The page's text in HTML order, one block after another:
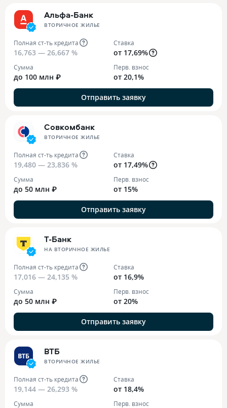
Альфа-Банк
ВТОРИЧНОЕ ЖИЛЬЕ
Полная ст-ть кредита
16,763 — 26,667 %
Ставка
от 17,69%
Сумма
до 100 млн ₽
Перв. взнос
от 20,1%
Отправить заявку
Совкомбанк
ВТОРИЧНОЕ ЖИЛЬЕ
Полная ст-ть кредита
19,480 — 23,836 %
Ставка
от 17,49%
Сумма
до 50 млн ₽
Перв. взнос
от 15%
Отправить заявку
Т-Банк
НА ВТОРИЧНОЕ ЖИЛЬЕ
Полная ст-ть кредита
17,016 — 24,135 %
Ставка
от 16,9%
Сумма
до 50 млн ₽
Перв. взнос
от 20%
Отправить заявку
ВТБ
ВТОРИЧНОЕ ЖИЛЬЕ
Полная ст-ть кредита
19,144 — 26,293 %
Ставка
от 18,4%
Сумма Перв. взнос